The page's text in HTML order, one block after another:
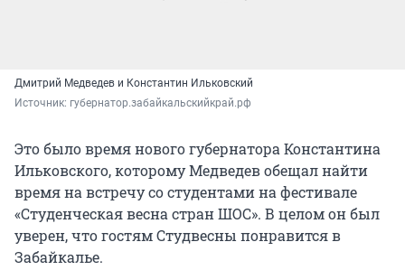
Дмитрий Медведев и Константин Ильковский
Источник: губернатор.забайкальскийкрай.рф
Это было время нового губернатора Константина
Ильковского, которому Медведев обещал найти
время на встречу со студентами на фестивале
«Студенческая весна стран ШОС». В целом он был
уверен, что гостям Студвесны понравится в
Забайкалье.